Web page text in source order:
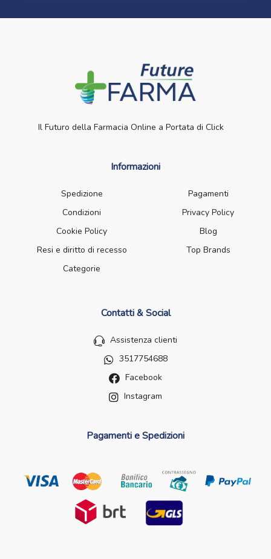
Il Futuro della Farmacia Online a Portata di Click
Informazioni
Spedizione
Pagamenti
Condizioni
Privacy Policy
Cookie Policy
Blog
Resi e diritto di recesso
Top Brands
Categorie
Contatti & Social
Assistenza clienti
3517754688
Facebook
Instagram
Pagamenti e Spedizioni